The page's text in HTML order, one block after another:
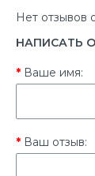
Нет отзывов
НАПИСАТЬ
Ваше имя:
Ваш отзыв: